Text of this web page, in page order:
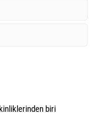
biri